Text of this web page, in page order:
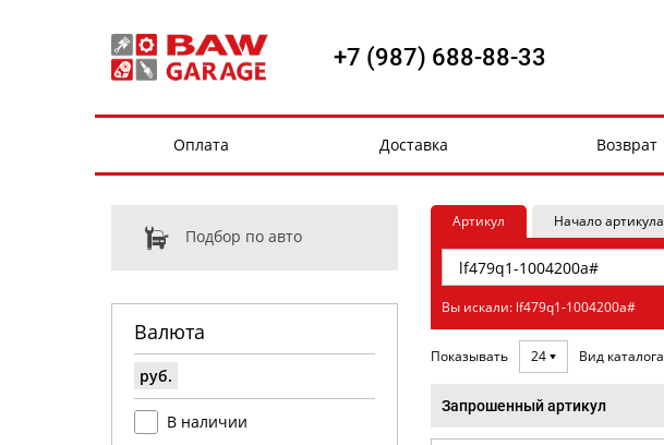
+7 (987) 688-88-33
Оплата Доставка Возврат
Подбор по авто
Валюта
руб.
В наличии
Артикул Начало артикула
Вы искали: lf479q1-1004200a#
Показывать 24 Вид каталога
Запрошенный артикул